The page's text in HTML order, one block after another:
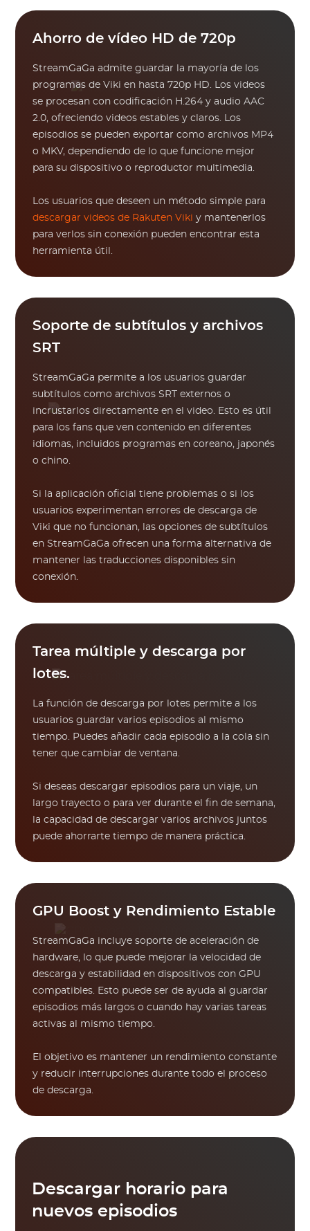
Ahorro de vídeo HD de 720p
StreamGaGa admite guardar la mayoría de los
programas de Viki en hasta 720p HD. Los videos
se procesan con codificación H.264 y audio AAC
2.0, ofreciendo videos estables y claros. Los
episodios se pueden exportar como archivos MP4
o MKV, dependiendo de lo que funcione mejor
para su dispositivo o reproductor multimedia.
Los usuarios que deseen un método simple para
descargar videos de Rakuten Viki y mantenerlos
para verlos sin conexión pueden encontrar esta
herramienta útil.
Soporte de subtítulos y archivos
SRT
StreamGaGa permite a los usuarios guardar
subtítulos como archivos SRT externos o
incrustarlos directamente en el video. Esto es útil
para los fans que ven contenido en diferentes
idiomas, incluidos programas en coreano, japonés
o chino.
Si la aplicación oficial tiene problemas o si los
usuarios experimentan errores de descarga de
Viki que no funcionan, las opciones de subtítulos
en StreamGaGa ofrecen una forma alternativa de
mantener las traducciones disponibles sin
conexión.
Tarea múltiple y descarga por
lotes.
La función de descarga por lotes permite a los
usuarios guardar varios episodios al mismo
tiempo. Puedes añadir cada episodio a la cola sin
tener que cambiar de ventana.
Si deseas descargar episodios para un viaje, un
largo trayecto o para ver durante el fin de semana,
la capacidad de descargar varios archivos juntos
puede ahorrarte tiempo de manera práctica.
GPU Boost y Rendimiento Estable
StreamGaGa incluye soporte de aceleración de
hardware, lo que puede mejorar la velocidad de
descarga y estabilidad en dispositivos con GPU
compatibles. Esto puede ser de ayuda al guardar
episodios más largos o cuando hay varias tareas
activas al mismo tiempo.
El objetivo es mantener un rendimiento constante
y reducir interrupciones durante todo el proceso
de descarga.
Descargar horario para
nuevos episodios